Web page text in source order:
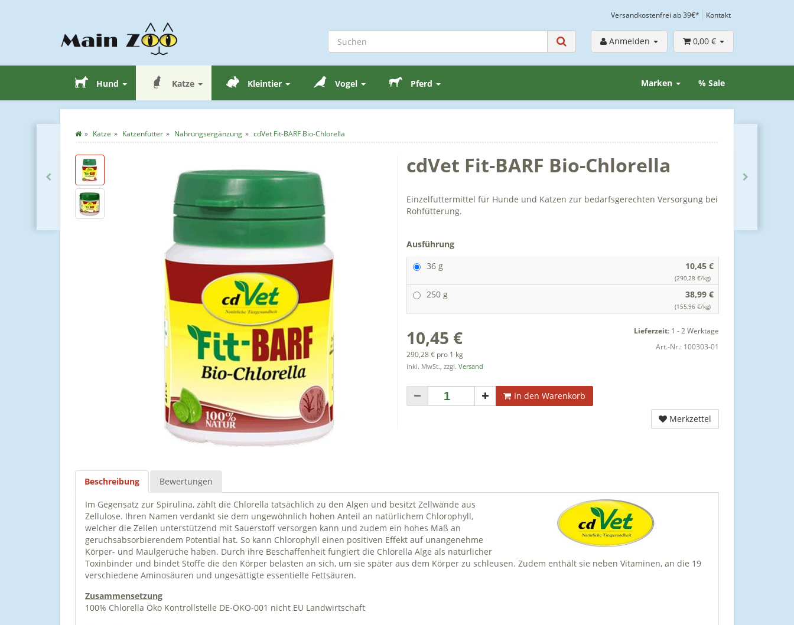
Versandkostenfrei ab 39€* Kontakt
Anmelden 0,00 €
Hund Katze Kleintier Vogel Pferd % Sale
Marken
Katze Katzenfutter Nahrungsergänzung cdVet Fit-BARF Bio-Chlorella
cdVet Fit-BARF Bio-Chlorella
Einzelfuttermittel für Hunde und Katzen zur bedarfsgerechten Versorgung bei
Rohfütterung.
Ausführung
36 g
10,45 €
(290,28 €/kg)
250 g 38,99 €
(155,96 €/kg)
10,45 €
290,28 € pro 1 kg
inkl. MwSt., zzgl. Versand
Lieferzeit: 1 - 2 Werktage
Art.-Nr.: 100303-01
In den Warenkorb
Merkzettel
Beschreibung Bewertungen
Im Gegensatz zur Spirulina, zählt die Chlorella tatsächlich zu den Algen und besitzt Zellwände aus
Zellulose. Ihren Namen verdankt sie dem ungewöhnlich hohen Anteil an natürlichem Chlorophyll,
welcher die Zellen unterstützend mit Sauerstoff versorgen kann und zudem ein hohes Maß an
geruchsabsorbierendem Potential hat. So kann Chlorophyll einen positiven Effekt auf unangenehme
Körper- und Maulgerüche haben. Durch ihre Beschaffenheit fungiert die Chlorella Alge als natürlicher
Toxinbinder und bindet Stoffe die den Körper belasten an sich, um sie später aus dem Körper zu schleusen. Zudem enthält sie neben Vitaminen, an die 19
verschiedene Aminosäuren und ungesättigte essentielle Fettsäuren.
Zusammensetzung
100% Chlorella Öko Kontrollstelle DE-ÖKO-001 nicht EU Landwirtschaft